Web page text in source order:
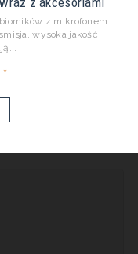
z mikrofonem
wysoka jakość